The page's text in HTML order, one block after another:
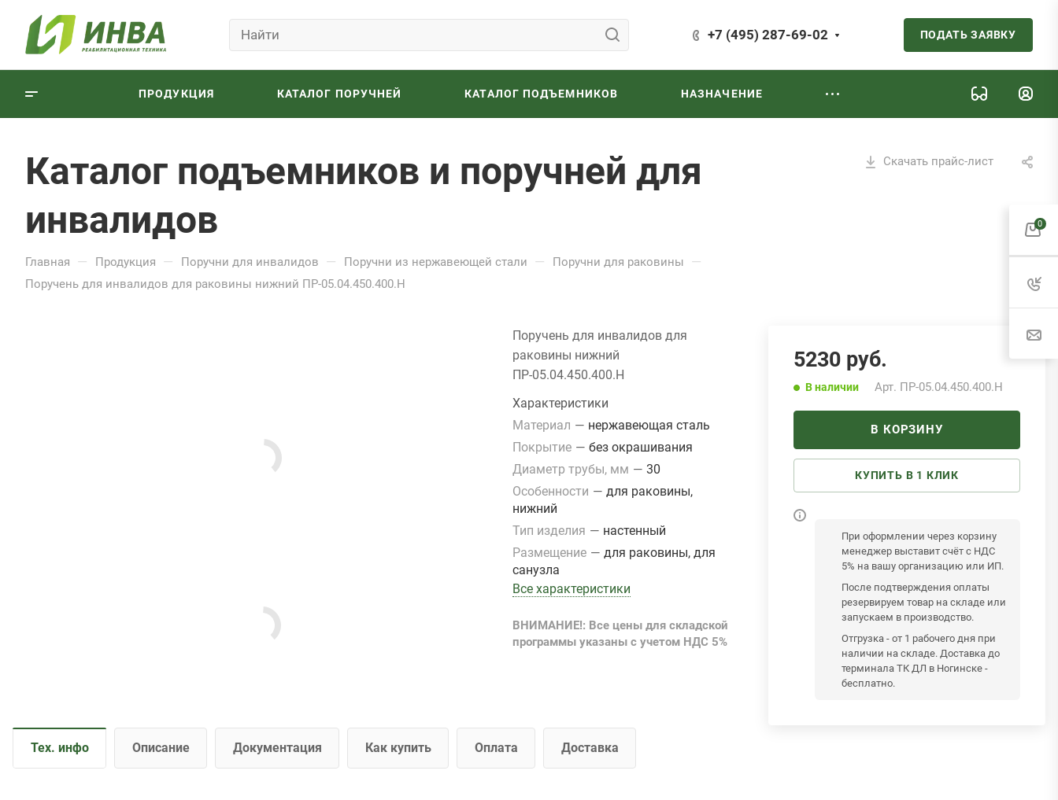
+7 (495) 287-69-02 ПОДАТЬ ЗАЯВКУ
ПРОДУКЦИЯ КАТАЛОГ ПОРУЧНЕЙ КАТАЛОГ ПОДЪЕМНИКОВ НАЗНАЧЕНИЕ
Скачать прайс-лист
Каталог подъемников и поручней для
инвалидов
Главная — Продукция — Поручни для инвалидов — Поручни из нержавеющей стали — Поручни для раковины —
Поручень для инвалидов для раковины нижний ПР-05.04.450.400.Н
5230 руб.
В наличии Арт. ПР-05.04.450.400.Н
В КОРЗИНУ
КУПИТЬ В 1 КЛИК
При оформлении через корзину
менеджер выставит счёт с НДС
5% на вашу организацию или ИП.
После подтверждения оплаты
резервируем товар на складе или
запускаем в производство.
Отгрузка - от 1 рабочего дня при
наличии на складе. Доставка до
терминала ТК ДЛ в Ногинске -
бесплатно.
Поручень для инвалидов для
раковины нижний
ПР-05.04.450.400.Н
Характеристики
Материал — нержавеющая сталь
Покрытие — без окрашивания
Диаметр трубы, мм — 30
Особенности — для раковины,
нижний
Тип изделия — настенный
Размещение — для раковины, для
санузла
Все характеристики
ВНИМАНИЕ!: Все цены для складской
программы указаны с учетом НДС 5%
Тех. инфо Описание Документация Как купить Оплата Доставка
0